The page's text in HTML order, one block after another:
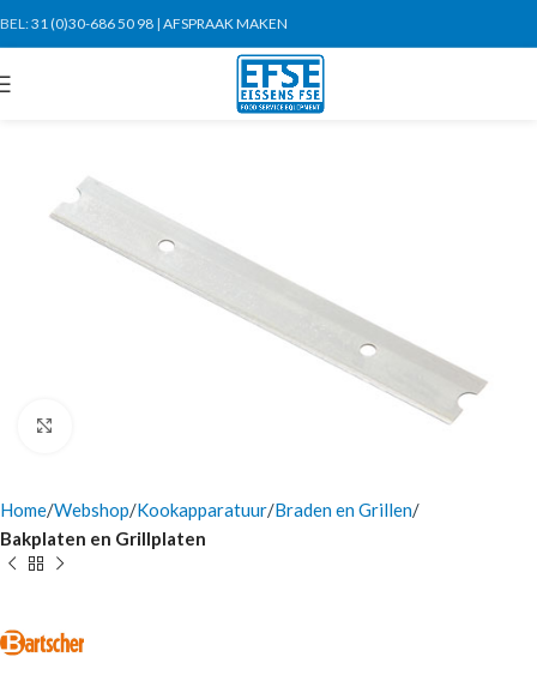
BEL:31 (0)30-686 50 98 | AFSPRAAK MAKEN
Home Webshop Kookapparatuur Braden en Grillen
Bakplaten en Grillplaten